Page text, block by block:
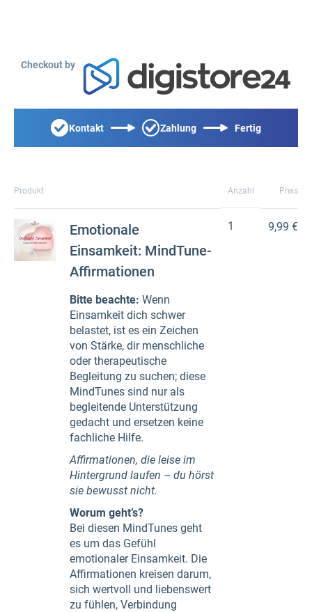
Checkout by
Kontakt Zahlung Fertig
Produkt Anzahl Preis
Emotionale
Einsamkeit: MindTune-
Affirmationen
Bitte beachte: Wenn
Einsamkeit dich schwer
belastet, ist es ein Zeichen
von Stärke, dir menschliche
oder therapeutische
Begleitung zu suchen; diese
MindTunes sind nur als
begleitende Unterstützung
gedacht und ersetzen keine
fachliche Hilfe.
Affirmationen, die leise im
Hintergrund laufen – du hörst
sie bewusst nicht.
Worum geht’s?
Bei diesen MindTunes geht
es um das Gefühl
emotionaler Einsamkeit. Die
Affirmationen kreisen darum,
sich wertvoll und liebenswert
zu fühlen, Verbindung
1 9,99 €